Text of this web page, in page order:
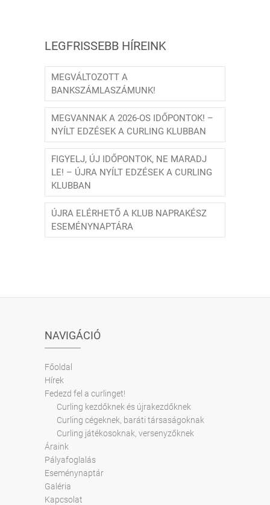
LEGFRISSEBB HÍREINK
MEGVÁLTOZOTT A
BANKSZÁMLASZÁMUNK!
MEGVANNAK A 2026-OS IDŐPONTOK! –
NYÍLT EDZÉSEK A CURLING KLUBBAN
FIGYELJ, ÚJ IDŐPONTOK, NE MARADJ
LE! – ÚJRA NYÍLT EDZÉSEK A CURLING
KLUBBAN
ÚJRA ELÉRHETŐ A KLUB NAPRAKÉSZ
ESEMÉNYNAPTÁRA
NAVIGÁCIÓ
Főoldal
Hírek
Fedezd fel a curlinget!
Curling kezdőknek és újrakezdőknek
Curling cégeknek, baráti társaságoknak
Curling játékosoknak, versenyzőknek
Áraink
Pályafoglalás
Eseménynaptár
Galéria
Kapcsolat